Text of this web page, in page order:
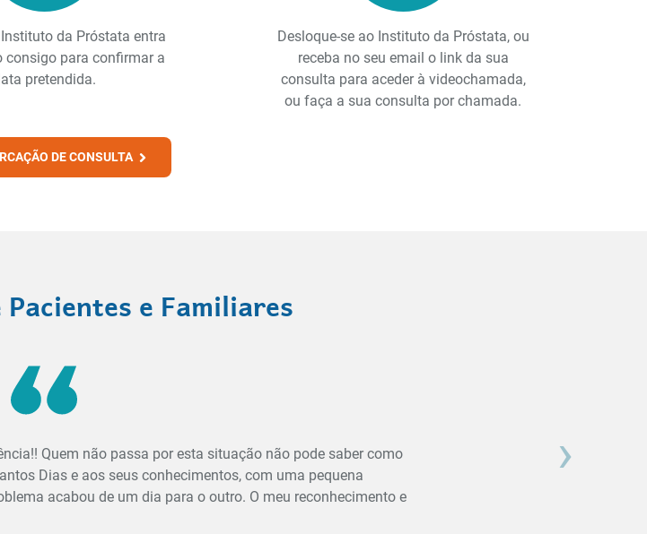
da Próstata entra
consigo para confirmar a
pretendida.
Desloque-se ao Instituto da Próstata, ou
receba no seu email o link da sua
consulta para aceder à videochamada,
ou faça a sua consulta por chamada.
DE CONSULTA
e Familiares
Quem não passa por esta situação não pode saber como
Dias e aos seus conhecimentos, com uma pequena
acabou de um dia para o outro. O meu reconhecimento e
›